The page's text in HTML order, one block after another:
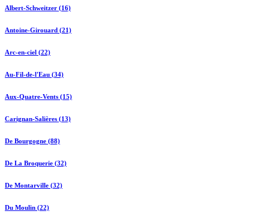
Albert-Schweitzer (16)
Antoine-Girouard (21)
Arc-en-ciel (22)
Au-Fil-de-l'Eau (34)
Aux-Quatre-Vents (15)
Carignan-Salières (13)
De Bourgogne (88)
De La Broquerie (32)
De Montarville (32)
Du Moulin (22)